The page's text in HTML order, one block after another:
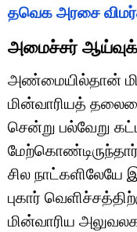
தவெக அரசை
அமைச்சர்
அண்மையில்தான்
மின்வாரியத்
சென்று பல்வேறு
சில நாட்களிலேயே
புகார்
மின்வாரிய